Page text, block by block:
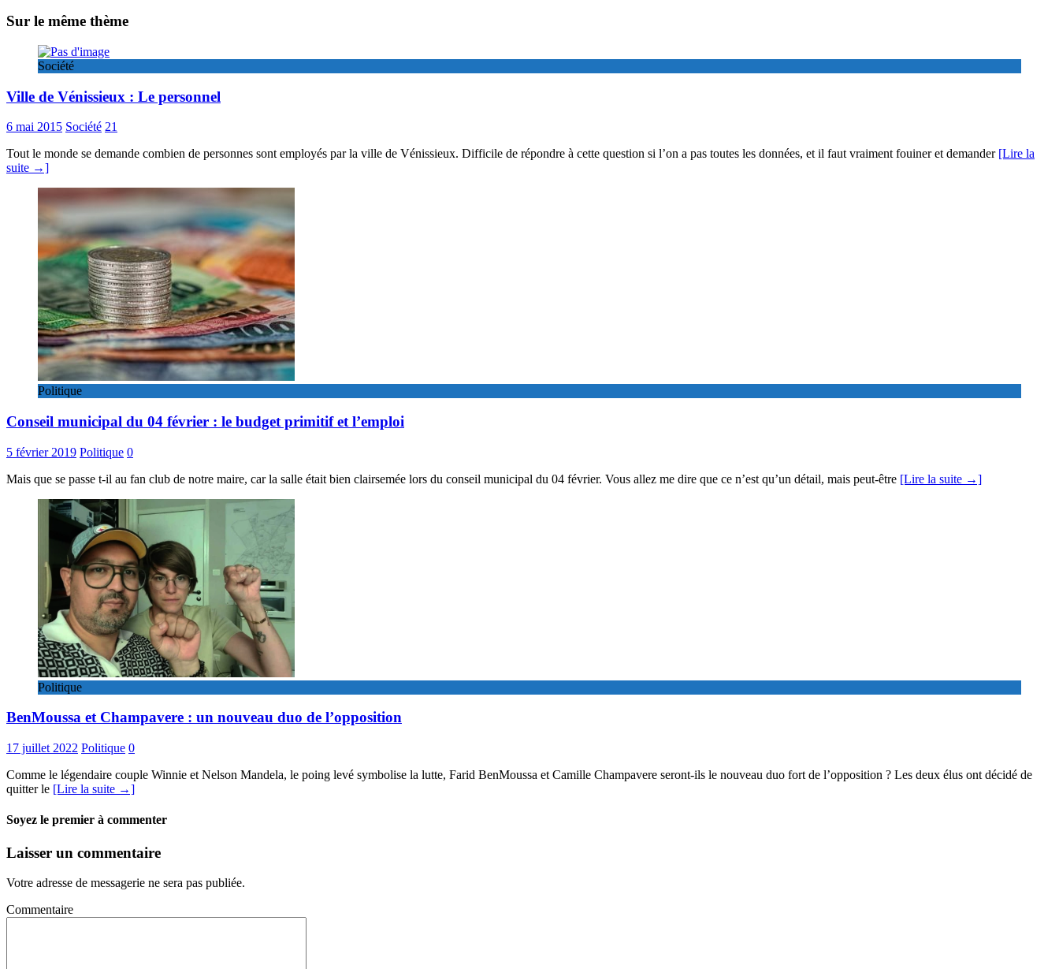
Sur le même thème
Société
Ville de Vénissieux : Le personnel
6 mai 2015 Société 21
Tout le monde se demande combien de personnes sont employés par la ville de Vénissieux. Difficile de répondre à cette question si l’on a pas toutes les données, et il faut vraiment fouiner et demander [Lire la
suite →]
Politique
Conseil municipal du 04 février : le budget primitif et l’emploi
5 février 2019 Politique 0
Mais que se passe t-il au fan club de notre maire, car la salle était bien clairsemée lors du conseil municipal du 04 février. Vous allez me dire que ce n’est qu’un détail, mais peut-être [Lire la suite →]
Politique
BenMoussa et Champavere : un nouveau duo de l’opposition
17 juillet 2022 Politique 0
Comme le légendaire couple Winnie et Nelson Mandela, le poing levé symbolise la lutte, Farid BenMoussa et Camille Champavere seront-ils le nouveau duo fort de l’opposition ? Les deux élus ont décidé de
quitter le [Lire la suite →]
Soyez le premier à commenter
Laisser un commentaire
Votre adresse de messagerie ne sera pas publiée.
Commentaire